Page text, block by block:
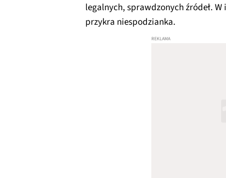
legalnych, sprawdzonych źródeł.
przykra niespodzianka.